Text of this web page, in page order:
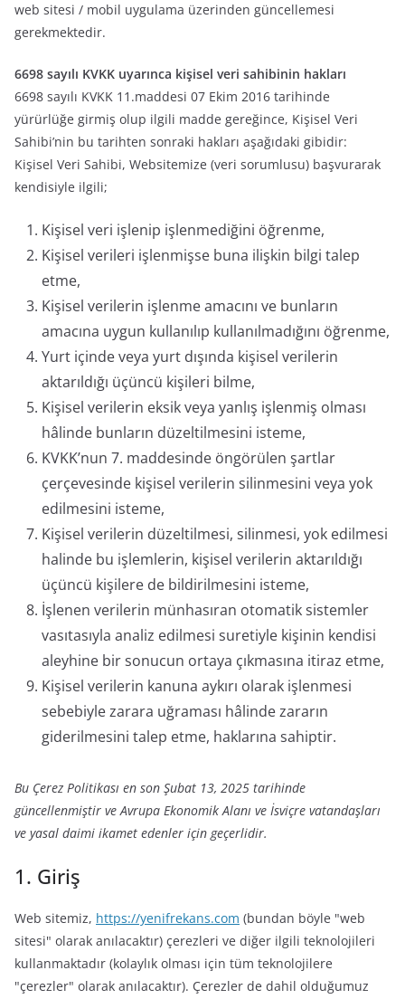
web sitesi / mobil uygulama üzerinden güncellemesi
gerekmektedir.
6698 sayılı KVKK uyarınca kişisel veri sahibinin hakları
6698 sayılı KVKK 11.maddesi 07 Ekim 2016 tarihinde
yürürlüğe girmiş olup ilgili madde gereğince, Kişisel Veri
Sahibi’nin bu tarihten sonraki hakları aşağıdaki gibidir:
Kişisel Veri Sahibi, Websitemize (veri sorumlusu) başvurarak
kendisiyle ilgili;
Kişisel veri işlenip işlenmediğini öğrenme,
Kişisel verileri işlenmişse buna ilişkin bilgi talep
etme,
Kişisel verilerin işlenme amacını ve bunların
amacına uygun kullanılıp kullanılmadığını öğrenme,
Yurt içinde veya yurt dışında kişisel verilerin
aktarıldığı üçüncü kişileri bilme,
Kişisel verilerin eksik veya yanlış işlenmiş olması
hâlinde bunların düzeltilmesini isteme,
KVKK’nun 7. maddesinde öngörülen şartlar
çerçevesinde kişisel verilerin silinmesini veya yok
edilmesini isteme,
Kişisel verilerin düzeltilmesi, silinmesi, yok edilmesi
halinde bu işlemlerin, kişisel verilerin aktarıldığı
üçüncü kişilere de bildirilmesini isteme,
İşlenen verilerin münhasıran otomatik sistemler
vasıtasıyla analiz edilmesi suretiyle kişinin kendisi
aleyhine bir sonucun ortaya çıkmasına itiraz etme,
Kişisel verilerin kanuna aykırı olarak işlenmesi
sebebiyle zarara uğraması hâlinde zararın
giderilmesini talep etme, haklarına sahiptir.
Bu Çerez Politikası en son Şubat 13, 2025 tarihinde
güncellenmiştir ve Avrupa Ekonomik Alanı ve İsviçre vatandaşları
ve yasal daimi ikamet edenler için geçerlidir.
1. Giriş
Web sitemiz, https://yenifrekans.com (bundan böyle "web
sitesi" olarak anılacaktır) çerezleri ve diğer ilgili teknolojileri
kullanmaktadır (kolaylık olması için tüm teknolojilere
"çerezler" olarak anılacaktır). Çerezler de dahil olduğumuz